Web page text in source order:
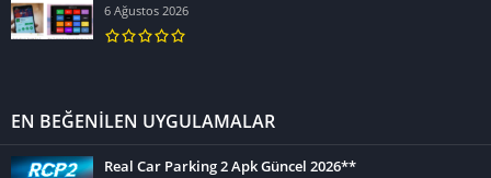
6 Ağustos 2026
EN BEĞENİLEN UYGULAMALAR
Real Car Parking 2 Apk Güncel 2026**